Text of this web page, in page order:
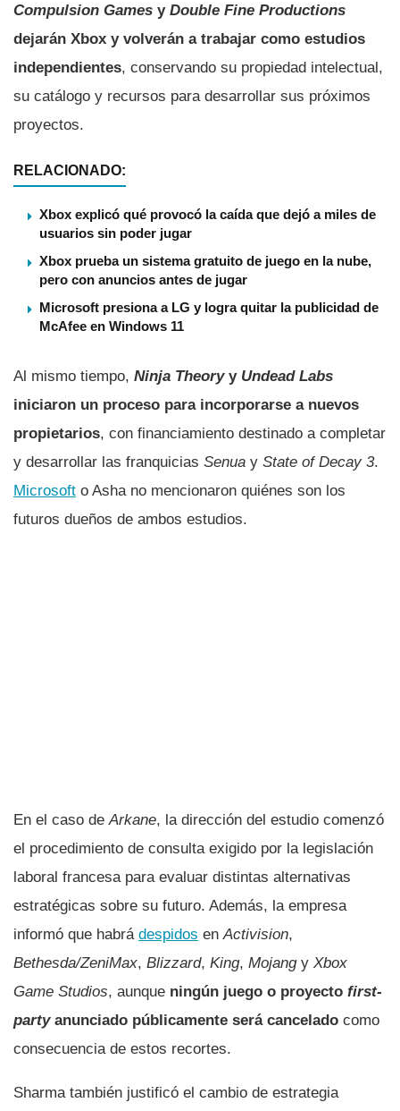
Compulsion Games y Double Fine Productions
dejarán Xbox y volverán a trabajar como estudios
independientes, conservando su propiedad intelectual,
su catálogo y recursos para desarrollar sus próximos
proyectos.
RELACIONADO:
Xbox explicó qué provocó la caída que dejó a miles de
usuarios sin poder jugar
Xbox prueba un sistema gratuito de juego en la nube,
pero con anuncios antes de jugar
Microsoft presiona a LG y logra quitar la publicidad de
McAfee en Windows 11
Al mismo tiempo, Ninja Theoryy Undead Labs
iniciaron un proceso para incorporarse a nuevos
propietarios, con financiamiento destinado a completar
y desarrollar las franquicias Senua y State of Decay 3.
Microsoft o Asha no mencionaron quiénes son los
futuros dueños de ambos estudios.
En el caso deArkane, la dirección del estudio comenzó
el procedimiento de consulta exigido por la legislación
laboral francesa para evaluar distintas alternativas
estratégicas sobre su futuro. Además, la empresa
informó que habrá despidos enActivision,
Bethesda/ZeniMax, Blizzard, King, Mojangy Xbox
Game Studios, aunque ningún juego o proyecto first-
party anunciado públicamente será cancelado como
consecuencia de estos recortes.
Sharma también justificó el cambio de estrategia